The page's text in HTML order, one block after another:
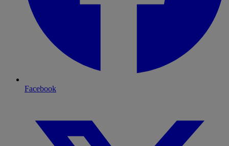
Facebook